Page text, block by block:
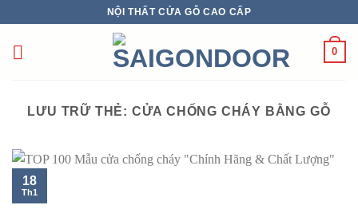
nội
NỘI THẤT CỬA GỖ CAO CẤP
0
LƯU TRỮ THẺ: CỬA CHỐNG CHÁY BẰNG GỖ
18
Th1